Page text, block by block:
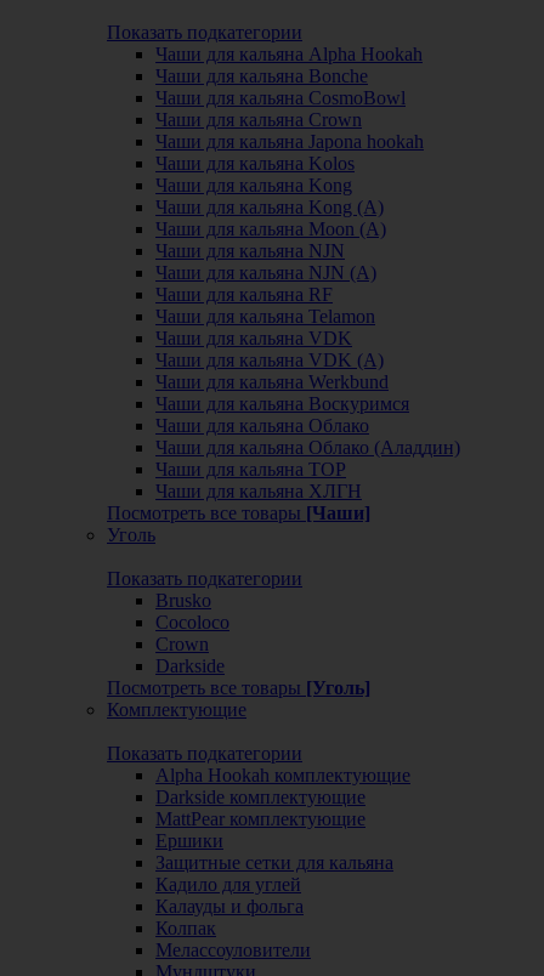
Показать подкатегории
Чаши для кальяна Alpha Hookah
Чаши для кальяна Bonche
Чаши для кальяна CosmoBowl
Чаши для кальяна Crown
Чаши для кальяна Japona hookah
Чаши для кальяна Kolos
Чаши для кальяна Kong
Чаши для кальяна Kong (A)
Чаши для кальяна Moon (А)
Чаши для кальяна NJN
Чаши для кальяна NJN (А)
Чаши для кальяна RF
Чаши для кальяна Telamon
Чаши для кальяна VDK
Чаши для кальяна VDK (А)
Чаши для кальяна Werkbund
Чаши для кальяна Воскуримся
Чаши для кальяна Облако
Чаши для кальяна Облако (Аладдин)
Чаши для кальяна ТОР
Чаши для кальяна ХЛГН
Посмотреть все товары [Чаши]
Уголь
Показать подкатегории
Brusko
Cocoloco
Crown
Darkside
Посмотреть все товары [Уголь]
Комплектующие
Показать подкатегории
Alpha Hookah комплектующие
Darkside комплектующие
MattPear комплектующие
Ершики
Защитные сетки для кальяна
Кадило для углей
Калауды и фольга
Колпак
Мелассоуловители
Мундштуки